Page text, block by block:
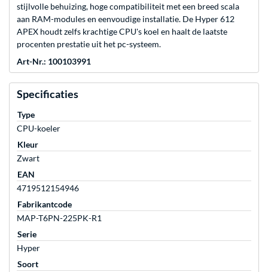
stijlvolle behuizing, hoge compatibiliteit met een breed scala
aan RAM-modules en eenvoudige installatie. De Hyper 612
APEX houdt zelfs krachtige CPU's koel en haalt de laatste
procenten prestatie uit het pc-systeem.
Art-Nr.: 100103991
Specificaties
Type
CPU-koeler
Kleur
Zwart
EAN
4719512154946
Fabrikantcode
MAP-T6PN-225PK-R1
Serie
Hyper
Soort